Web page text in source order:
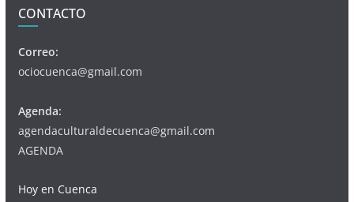
CONTACTO
Correo:
ociocuenca@gmail.com
Agenda:
agendaculturaldecuenca@gmail.com
AGENDA
Hoy en Cuenca